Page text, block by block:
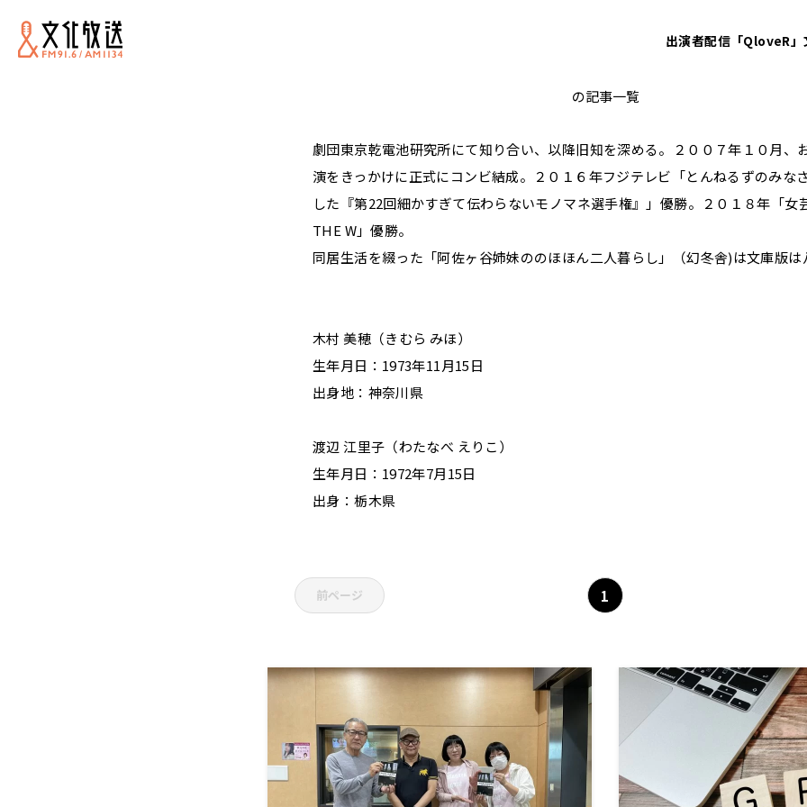
出演者配信「QloveR」
阿佐ヶ谷姉妹
の記事一覧
劇団東京乾電池研究所にて知り合い、以降旧知を深める。２００７年１０月、
演をきっかけに正式にコンビ結成。２０１６年フジテレビ「とんねるずのみな
した『第22回細かすぎて伝わらないモノマネ選手権』」優勝。２０１８年「女
THE W」優勝。
同居生活を綴った「阿佐ヶ谷姉妹ののほほん二人暮らし」（幻冬舎)は文庫版
木村 美穂（きむら みほ）
生年月日：1973年11月15日
出身地：神奈川県
渡辺 江里子（わたなべ えりこ）
生年月日：1972年7月15日
出身：栃木県
前ページ 1